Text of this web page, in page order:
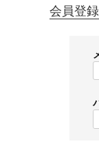
会員登